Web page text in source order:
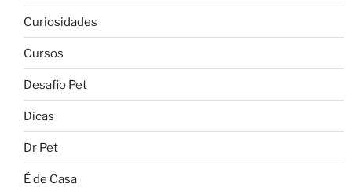
Curiosidades
Cursos
Desafio Pet
Dicas
Dr Pet
É de Casa